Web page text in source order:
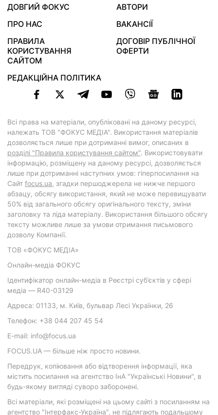
ДОВГИЙ ФОКУС
АВТОРИ
ПРО НАС
ВАКАНСІЇ
ПРАВИЛА
КОРИСТУВАННЯ
САЙТОМ
ДОГОВІР ПУБЛІЧНОЇ
ОФЕРТИ
РЕДАКЦІЙНА ПОЛІТИКА
Всі права на матеріали, опубліковані на даному ресурсі,
належать ТОВ "ФОКУС МЕДІА". Використання матеріалів
дозволяється лише при дотриманні вимог, описаних в
розділі "Правила користування сайтом". Використовувати
інформацію, розміщену на даному ресурсі, дозволяється
лише при дотриманні наступних умов: гіперпосилання на
Cайт focus.ua, згадки першоджерела не нижче першого
абзацу, обсягу використання, який не може перевищувати
50% від загального обсягу оригінального тексту, зміни
заголовку та ліда матеріалу. Використання більшого обсягу
тексту можливе лише за умови отримання письмового
дозволу Компанії.
ТОВ «ФОКУС МЕДІА»
Онлайн-медіа ФОКУС
Ідентифікатор онлайн-медіа в Реєстрі суб’єктів у сфері
медіа — R40-03129
Адреса: 01133, м. Київ, бульвар Лесі Українки, 26
Телефон: +38 044 207 45 54
E-mail: info@focus.ua
FOCUS.UA — більше ніж просто новини.
Передрук, копіювання або відтворення інформації, яка
містить посилання на агентство ІнА "Українські Новини", в
будь-якому вигляді суворо заборонені.
Всі матеріали, які розміщені на цьому сайті з посиланням на
агентство "Інтерфакс-Україна", не підлягають подальшому